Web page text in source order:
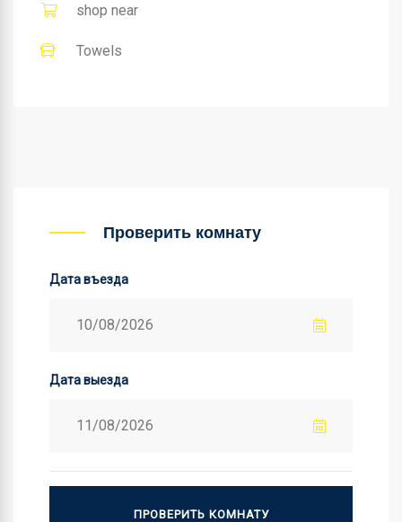
shop near
Towels
Проверить комнату
Дата въезда
Дата выезда
ПРОВЕРИТЬ КОМНАТУ